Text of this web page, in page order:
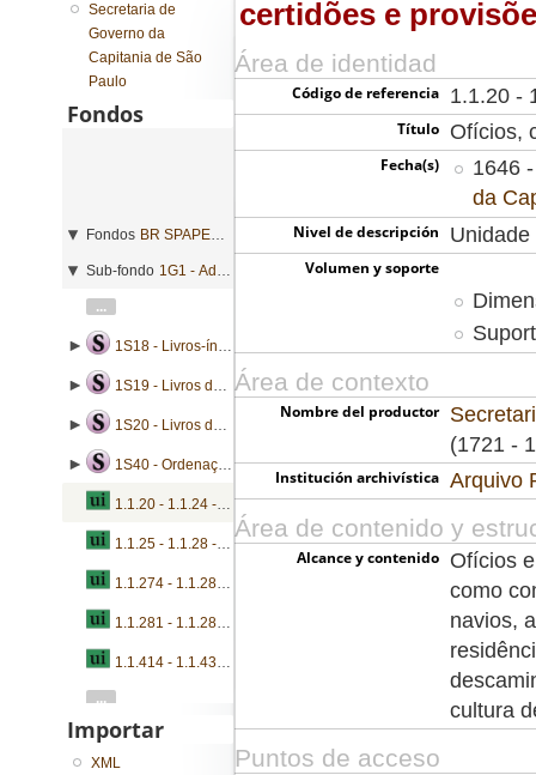
certidões e
Área de identidad
Código de referencia 1.1.20 -
Título Ofícios,
Fecha(s)
1646
da
Nivel de descripción
Volumen y soporte
Área de contexto
Nombre del productor
(1721 -
Institución archivística Arquivo
Área de contenido y
Alcance y contenido
Ofícios
como
navios,
cultura
Puntos de acceso
Secretaria de
Governo da
Capitania de São
Paulo
Fondos
Fondos BR SPAPESP SEGOVC - Secretaria de Governo da Capitania de São Paulo
Sub-fondo 1G1 - Administração geral
...
1S18 - Livros-índice de requerimentos
1S19 - Livros de registro de vacinados
1S20 - Livros de registro de atas
1S40 - Ordenações
1.1.20 - 1.1.24 - Ofícios, certidões e provisões
1.1.25 - 1.1.28 - Ofícios e ordens
1.1.274 - 1.1.280 - Índice de documentos
1.1.281 - 1.1.287 - Ofícios, ordens e contratos
1.1.414 - 1.1.434 - Requerimentos e petições
...
Importar
XML